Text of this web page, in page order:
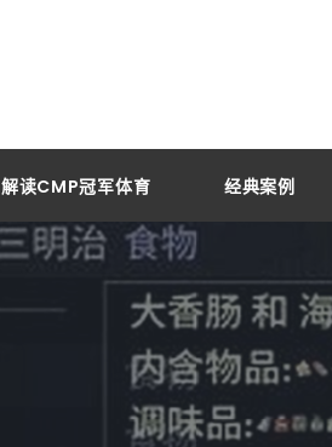
解读CMP冠军体育 经典案例